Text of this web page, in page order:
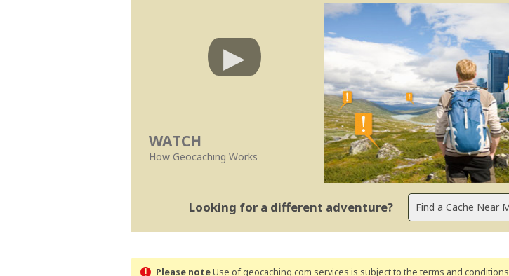
WATCH
How Geocaching Works
Looking for a different adventure?
Please noteUse of geocaching.com services is subject to the terms and conditions